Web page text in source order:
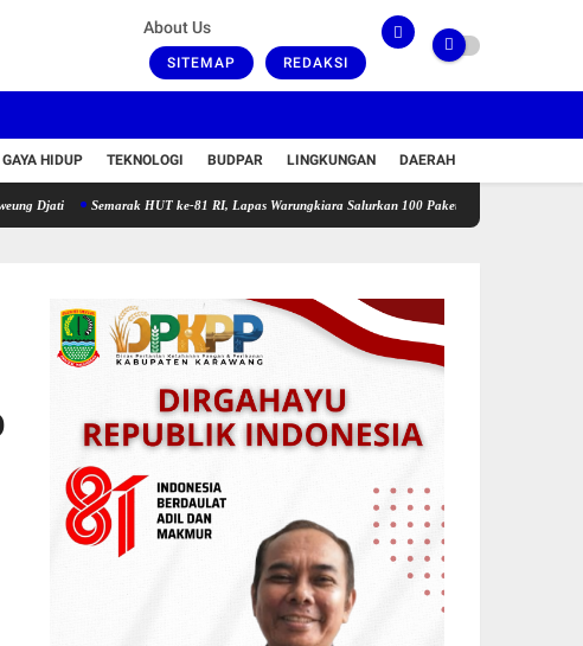
About Us
SITEMAP REDAKSI
GAYA HIDUP TEKNOLOGI BUDPAR LINGKUNGAN DAERAH
Semarak HUT ke-81 RI, Lapas Warungkiara Salurkan 100 Paket Bansos dan Gelar Cek Kesehatan